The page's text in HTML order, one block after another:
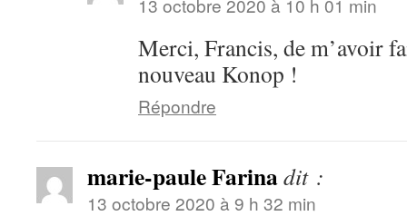
13 octobre 2020 à 10 h 01 min
Merci, Francis, de m’avoir
nouveau Konop !
Répondre
marie-paule Farinadit :
13 octobre 2020 à 9 h 32 min